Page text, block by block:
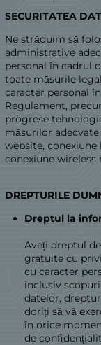
SECURITATEA
Ne străduim să
administrative
personal în cadrul
toate măsurile
caracter personal
Regulament,
progrese
măsurilor
website,
conexiune
DREPTURILE
Dreptul la
Aveți dreptul
gratuite cu
cu caracter
inclusiv
datelor,
doriți să vă
în orice
de